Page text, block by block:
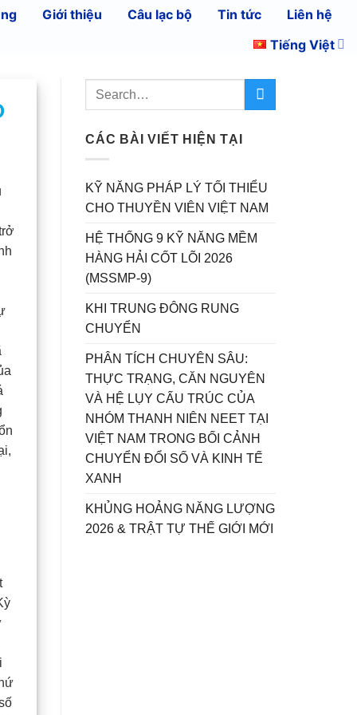
Giới thiệu Câu lạc bộ Tin tức
Liên hệ
Tiếng Việt
CÁC BÀI VIẾT HIỆN TẠI
KỸ NĂNG PHÁP LÝ TỐI THIỂU
CHO THUYỀN VIÊN VIỆT NAM
HỆ THỐNG 9 KỸ NĂNG MỀM
HÀNG HẢI CỐT LÕI 2026
(MSSMP-9)
KHI TRUNG ĐÔNG RUNG
CHUYỂN
PHÂN TÍCH CHUYÊN SÂU:
THỰC TRẠNG, CĂN NGUYÊN
VÀ HỆ LỤY CẤU TRÚC CỦA
NHÓM THANH NIÊN NEET TẠI
VIỆT NAM TRONG BỐI CẢNH
CHUYỂN ĐỔI SỐ VÀ KINH TẾ
XANH
KHỦNG HOẢNG NĂNG LƯỢNG
2026 & TRẬT TỰ THẾ GIỚI MỚI